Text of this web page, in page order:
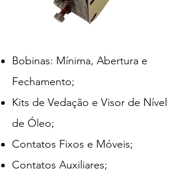
Bobinas: Mínima, Abertura e
Fechamento;
Kits de Vedação e Visor de Nível
de Óleo;
Contatos Fixos e Móveis;
Contatos Auxiliares;